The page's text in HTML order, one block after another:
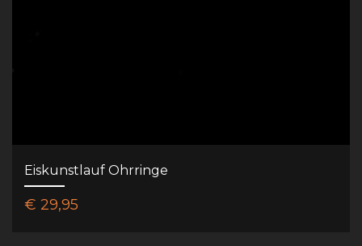
Eiskunstlauf Ohrringe
€ 29,95